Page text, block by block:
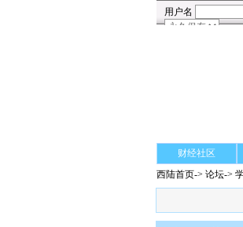
财经社区
西陆首页-> 论坛->